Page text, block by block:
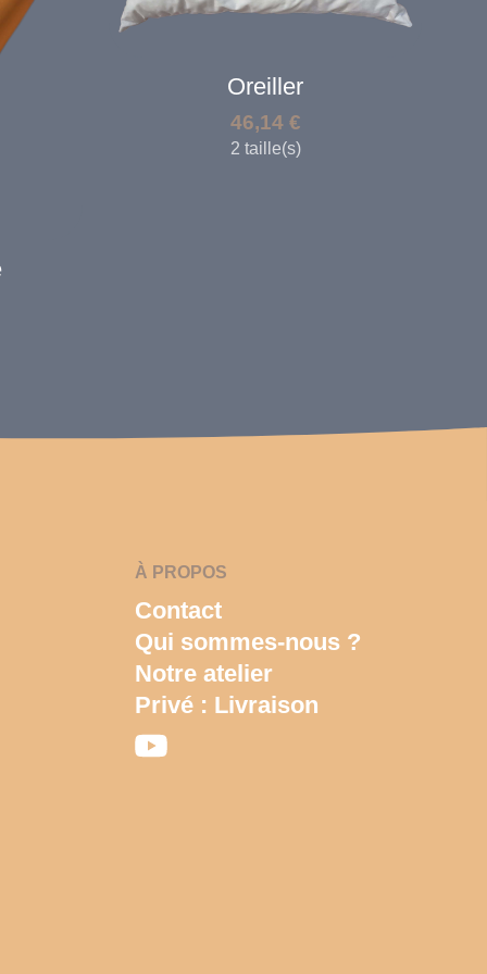
Oreiller
46,14 €
2 taille(s)
À PROPOS
Contact
Qui sommes-nous ?
Notre atelier
Privé : Livraison